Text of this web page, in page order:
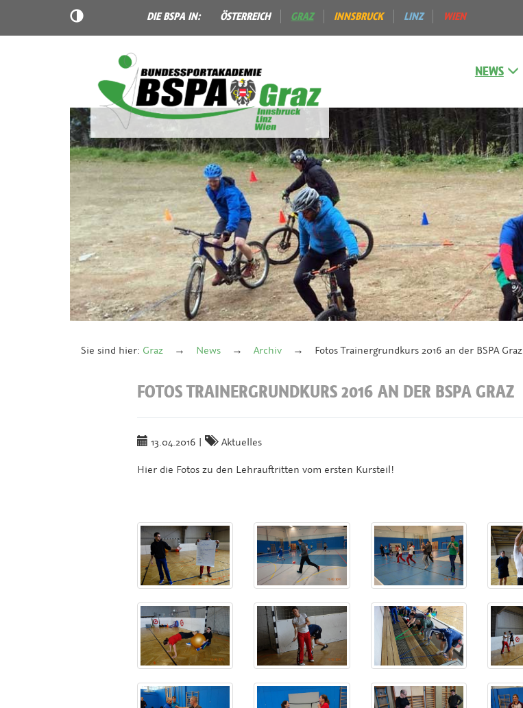
DIE BSPA IN: ÖSTERREICH GRAZ INNSBRUCK LINZ WIEN
NEWS
Sie sind hier: Graz News Archiv Fotos Trainergrundkurs 2016 an der BSPA Graz
FOTOS TRAINERGRUNDKURS 2016 AN DER BSPA GRAZ
13.04.2016 | Aktuelles
Hier die Fotos zu den Lehrauftritten vom ersten Kursteil!